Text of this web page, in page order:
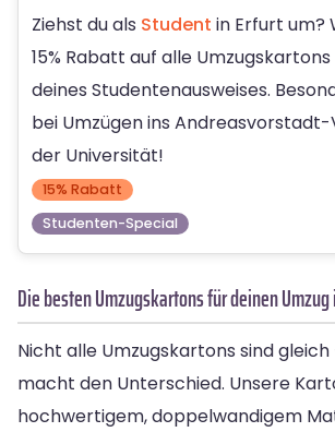
Ziehst du als Student in Erfurt um?
15% Rabatt auf alle
deines Studentenausweises.
bei Umzügen ins
der Universität!
15% Rabatt
Studenten-Special
Die besten Umzugskartons für deinen
Nicht alle Umzugskartons sind
macht den Unterschied. Unsere
hochwertigem, doppelwandigem